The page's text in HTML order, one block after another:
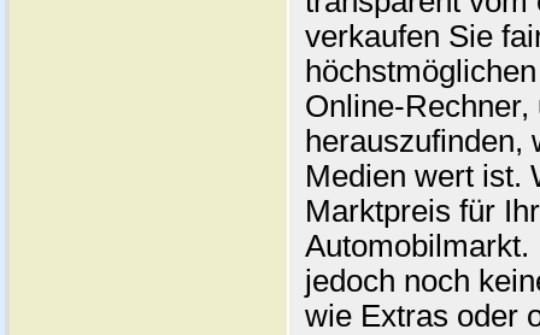
verkaufen Sie
Online-
herauszufinden,
Medien wert ist.
Marktpreis für
jedoch noch
wie Extras oder